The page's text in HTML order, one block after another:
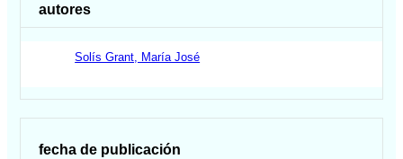
autores
Solís Grant, María José
fecha de publicación